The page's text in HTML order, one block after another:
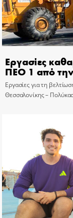
Εργασίες
ΠΕΟ 1 από την
Εργασίες για τη
Θεσσαλονίκης –